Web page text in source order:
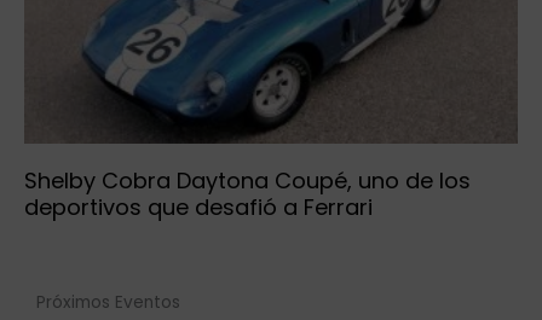
Shelby Cobra Daytona Coupé, uno de los
deportivos que desafió a Ferrari
Próximos Eventos